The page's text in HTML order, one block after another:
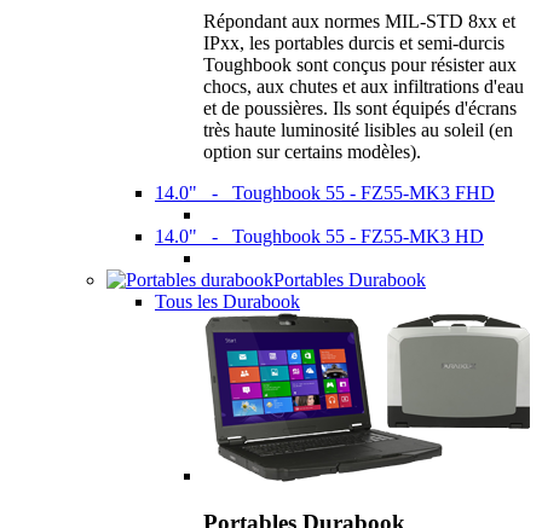
Répondant aux normes MIL-STD 8xx et
IPxx, les portables durcis et semi-durcis
Toughbook sont conçus pour résister aux
chocs, aux chutes et aux infiltrations d'eau
et de poussières. Ils sont équipés d'écrans
très haute luminosité lisibles au soleil (en
option sur certains modèles).
14.0" - Toughbook 55 - FZ55-MK3 FHD
14.0" - Toughbook 55 - FZ55-MK3 HD
Portables Durabook
Tous les Durabook
Portables Durabook